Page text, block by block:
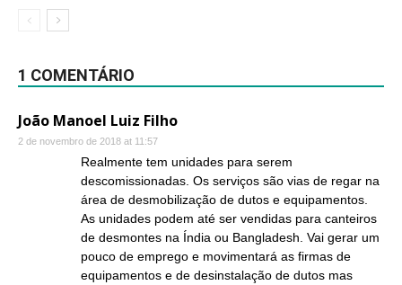
1 COMENTÁRIO
João Manoel Luiz Filho
2 de novembro de 2018 at 11:57
Realmente tem unidades para serem
descomissionadas. Os serviços são vias de regar na
área de desmobilização de dutos e equipamentos.
As unidades podem até ser vendidas para canteiros
de desmontes na Índia ou Bangladesh. Vai gerar um
pouco de emprego e movimentará as firmas de
equipamentos e de desinstalação de dutos mas